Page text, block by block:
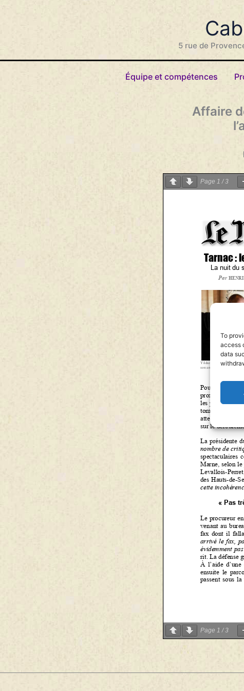
To
access
data
Aller
5 rue de
Équipe et compétences
Affaire
Page 1 /3
Page 1 /3